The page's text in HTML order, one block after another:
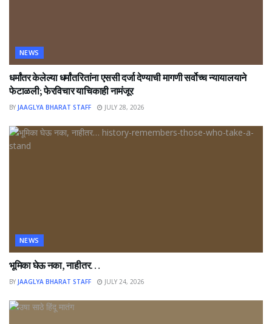
NEWS
धर्मांतर केलेल्या धर्मांतरितांना एससी दर्जा देण्याची मागणी सर्वोच्च न्यायालयाने
फेटाळली; फेरविचार याचिकाही नामंजूर
BY JAAGLYA BHARAT STAFF JULY 28, 2026
NEWS
भूमिका घेऊ नका, नाहीतर…
BY JAAGLYA BHARAT STAFF JULY 24, 2026